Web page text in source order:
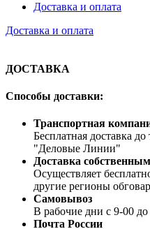
Доставка и оплата
Доставка и оплата
ДОСТАВКА
Способы доставки:
Транспортная
Бесплатная доставка
"Деловые Линии"
Доставка
Осуществляет
другие регионы
Самовывоз
В рабочие дни с 9-00 до
Почта России